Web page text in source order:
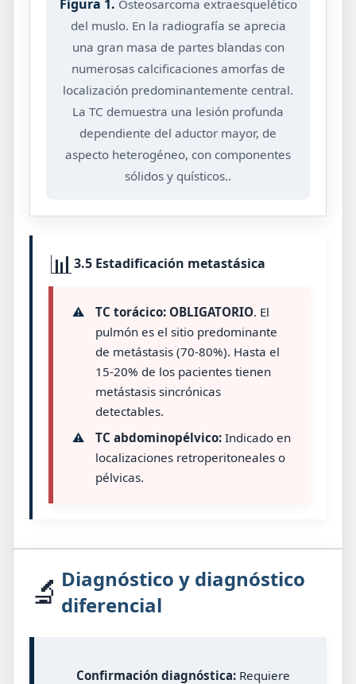
Figura 1. Osteosarcoma extraesquelético
del muslo. En la radiografía se aprecia
una gran masa de partes blandas con
numerosas calcificaciones amorfas de
localización predominantemente central.
La TC demuestra una lesión profunda
dependiente del aductor mayor, de
aspecto heterogéneo, con componentes
sólidos y quísticos..
📊3.5 Estadificación metastásica
⚠️ TC torácico: OBLIGATORIO. El
pulmón es el sitio predominante
de metástasis (70-80%). Hasta el
15-20% de los pacientes tienen
metástasis sincrónicas
detectables.
⚠️
TC abdominopélvico:Indicado en
localizaciones retroperitoneales o
pélvicas.
🔬 Diagnóstico y diagnóstico
diferencial
Confirmación diagnóstica: Requiere